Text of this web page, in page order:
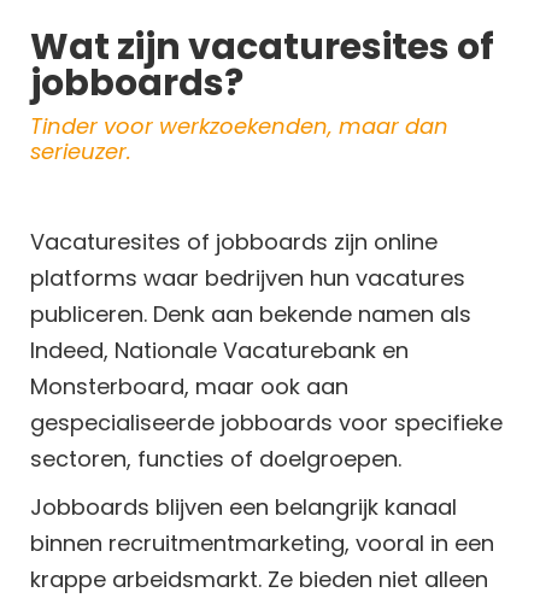
Wat zijn vacaturesites of
jobboards?
Tinder voor werkzoekenden, maar dan
serieuzer.
Vacaturesites of jobboards zijn online
platforms waar bedrijven hun vacatures
publiceren. Denk aan bekende namen als
Indeed, Nationale Vacaturebank en
Monsterboard, maar ook aan
gespecialiseerde jobboards voor specifieke
sectoren, functies of doelgroepen.
Jobboards blijven een belangrijk kanaal
binnen recruitmentmarketing, vooral in een
krappe arbeidsmarkt. Ze bieden niet alleen